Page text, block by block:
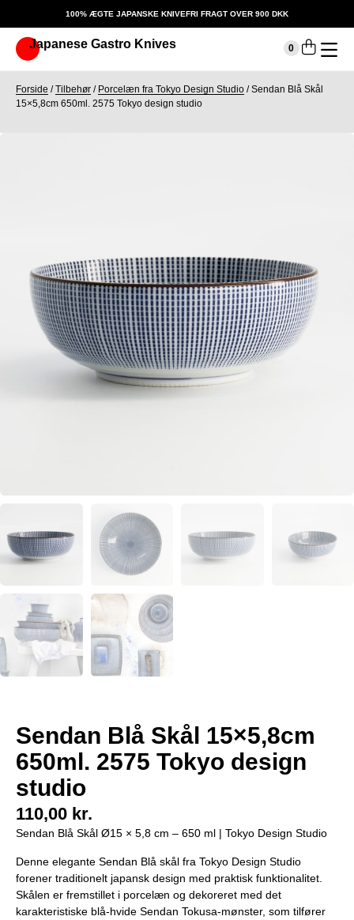
100% ÆGTE JAPANSKE KNIVEFRI FRAGT OVER 900 DKK
Japanese Gastro Knives 0
Indkøbskurv
Din kurv er tom.
Forside /Tilbehør / Porcelæn fra Tokyo Design Studio /Sendan Blå Skål
15×5,8cm 650ml. 2575 Tokyo design studio
Sendan Blå Skål 15×5,8cm
650ml. 2575 Tokyo design
studio
110,00 kr.
Sendan Blå Skål Ø15 × 5,8 cm – 650 ml | Tokyo Design Studio
Denne elegante Sendan Blå skål fra Tokyo Design Studio
forener traditionelt japansk design med praktisk funktionalitet.
Skålen er fremstillet i porcelæn og dekoreret med det
karakteristiske blå-hvide Sendan Tokusa-mønster, som tilfører